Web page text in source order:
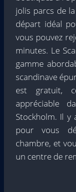
jolis parcs de
départ idéal
vous pouvez
minutes. Le
gamme
scandinave
est gratuit,
appréciable
Stockholm. Il
pour vous
chambre, et
un centre de